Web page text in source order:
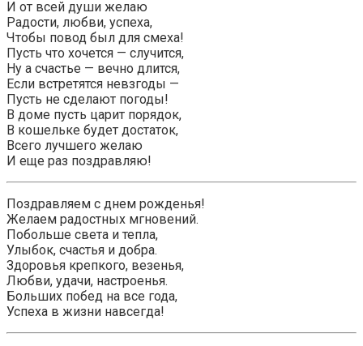
И от всей души желаю
Радости, любви, успеха,
Чтобы повод был для смеха!
Пусть что хочется — случится,
Ну а счастье — вечно длится,
Если встретятся невзгоды —
Пусть не сделают погоды!
В доме пусть царит порядок,
В кошельке будет достаток,
Всего лучшего желаю
И еще раз поздравляю!
Поздравляем с днем рожденья!
Желаем радостных мгновений.
Побольше света и тепла,
Улыбок, счастья и добра.
Здоровья крепкого, везенья,
Любви, удачи, настроенья.
Больших побед на все года,
Успеха в жизни навсегда!